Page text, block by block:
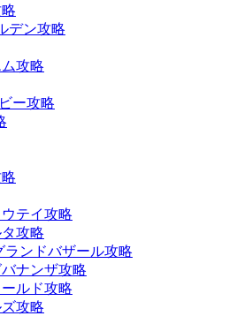
デン攻略
攻略
ー攻略
テイ攻略
攻略
ランドバザール攻略
ナンザ攻略
ルド攻略
攻略